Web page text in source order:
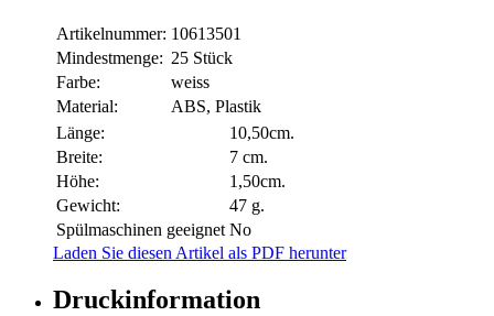
Artikelnummer: 10613501
Mindestmenge: 25 Stück
Farbe:
weiss
Material:
ABS, Plastik
Länge:
10,50cm.
Breite:
7 cm.
Höhe:
1,50cm.
Gewicht:
47 g.
Spülmaschinen geeignet No
Laden Sie diesen Artikel als PDF herunter
Druckinformation